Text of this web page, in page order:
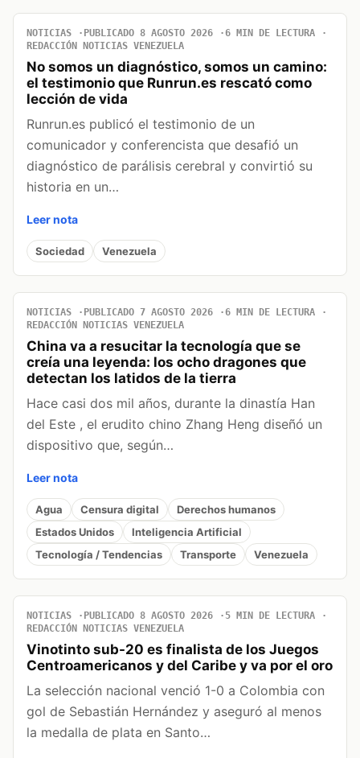
NOTICIAS PUBLICADO 8 AGOSTO 2026
6 MIN DE LECTURA
REDACCIÓN NOTICIAS VENEZUELA
No somos un diagnóstico, somos un camino:
el testimonio que Runrun.es rescató como
lección de vida
Runrun.es publicó el testimonio de un
comunicador y conferencista que desafió un
diagnóstico de parálisis cerebral y convirtió su
historia en un…
Leer nota
Sociedad Venezuela
NOTICIAS PUBLICADO 7 AGOSTO 2026
6 MIN DE LECTURA
REDACCIÓN NOTICIAS VENEZUELA
China va a resucitar la tecnología que se
creía una leyenda: los ocho dragones que
detectan los latidos de la tierra
Hace casi dos mil años, durante la dinastía Han
del Este , el erudito chino Zhang Heng diseñó un
dispositivo que, según…
Leer nota
Agua Censura digital
Derechos humanos
Estados Unidos
Inteligencia Artificial
Tecnología / Tendencias
Transporte Venezuela
NOTICIAS PUBLICADO 8 AGOSTO 2026
5 MIN DE LECTURA
REDACCIÓN NOTICIAS VENEZUELA
Vinotinto sub-20 es finalista de los Juegos
Centroamericanos y del Caribe y va por el oro
La selección nacional venció 1-0 a Colombia con
gol de Sebastián Hernández y aseguró al menos
la medalla de plata en Santo…